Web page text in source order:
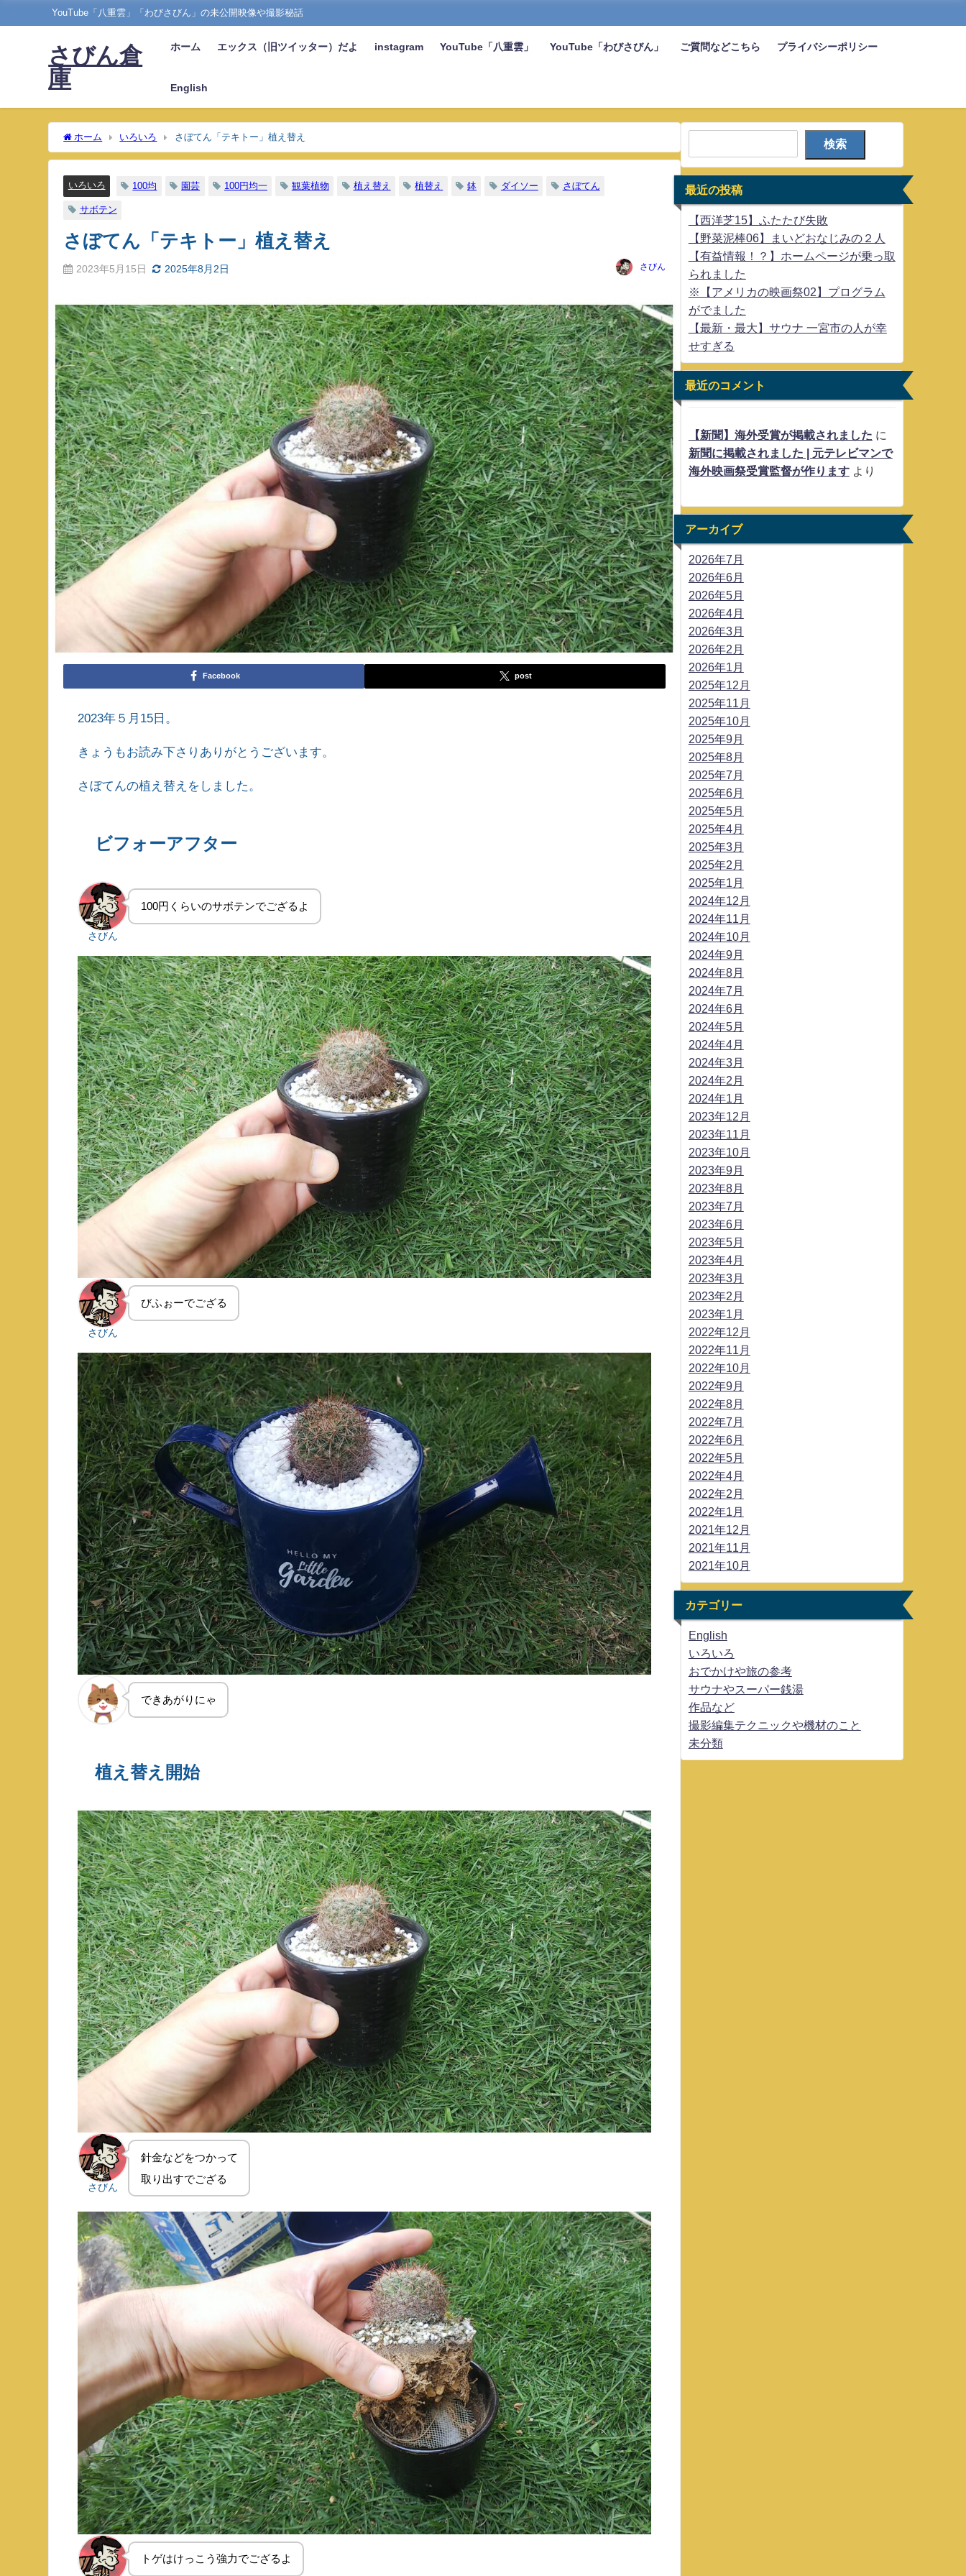
YouTube「八重雲」「わびさびん」の未公開映像や撮影秘話
さびん倉
庫
ホーム エックス（旧ツイッター）だよ instagram YouTube「八重雲」 YouTube「わびさびん」 ご質問などこちら プライバシーポリシー
English
ホーム いろいろ さぼてん「テキトー」植え替え
いろいろ 100均 園芸 100円均一 観葉植物 植え替え 植替え 鉢 ダイソー さぼてん
サボテン
さぼてん「テキトー」植え替え
2023年5月15日 2025年8月2日 さびん
Facebook post
2023年５月15日。
きょうもお読み下さりありがとうございます。
さぼてんの植え替えをしました。
ビフォーアフター
さびん
100円くらいのサボテンでござるよ
さびん
びふぉーでござる
できあがりにゃ
植え替え開始
さびん
針金などをつかって
取り出すでござる
トゲはけっこう強力でござるよ
検索
最近の投稿
【西洋芝15】ふたたび失敗
【野菜泥棒06】まいどおなじみの２人
【有益情報！？】ホームページが乗っ取
られました
※【アメリカの映画祭02】プログラム
がでました
【最新・最大】サウナ 一宮市の人が幸
せすぎる
最近のコメント
【新聞】海外受賞が掲載されました に
新聞に掲載されました | 元テレビマンで
海外映画祭受賞監督が作りますより
アーカイブ
2026年7月
2026年6月
2026年5月
2026年4月
2026年3月
2026年2月
2026年1月
2025年12月
2025年11月
2025年10月
2025年9月
2025年8月
2025年7月
2025年6月
2025年5月
2025年4月
2025年3月
2025年2月
2025年1月
2024年12月
2024年11月
2024年10月
2024年9月
2024年8月
2024年7月
2024年6月
2024年5月
2024年4月
2024年3月
2024年2月
2024年1月
2023年12月
2023年11月
2023年10月
2023年9月
2023年8月
2023年7月
2023年6月
2023年5月
2023年4月
2023年3月
2023年2月
2023年1月
2022年12月
2022年11月
2022年10月
2022年9月
2022年8月
2022年7月
2022年6月
2022年5月
2022年4月
2022年2月
2022年1月
2021年12月
2021年11月
2021年10月
カテゴリー
English
いろいろ
おでかけや旅の参考
サウナやスーパー銭湯
作品など
撮影編集テクニックや機材のこと
未分類